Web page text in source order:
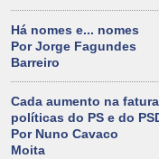
Há nomes e... nomes
Por Jorge Fagundes
Barreiro
Cada aumento na
políticas do PS e do
Por Nuno Cavaco
Moita